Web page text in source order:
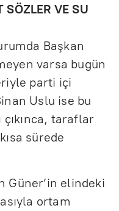
SÖZLER VE SU
Başkan
varsa bugün
parti içi
Uslu ise bu
çıkınca, taraflar
sürede
Güner’in elindeki
ortam